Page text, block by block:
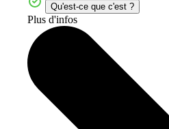
Qu'est-ce que c'est ?
Plus d'infos